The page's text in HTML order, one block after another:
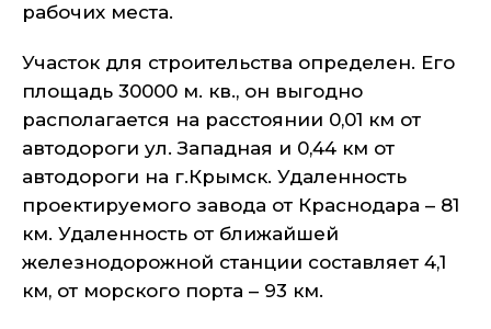
рабочих места.
Участок для строительства определен. Его
площадь 30000 м. кв., он выгодно
располагается на расстоянии 0,01 км от
автодороги ул. Западная и 0,44 км от
автодороги на г.Крымск. Удаленность
проектируемого завода от Краснодара – 81
км. Удаленность от ближайшей
железнодорожной станции составляет 4,1
км, от морского порта – 93 км.